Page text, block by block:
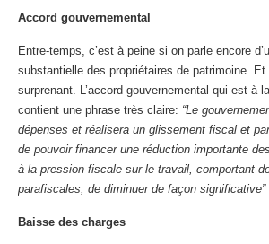
Accord gouvernemental
Entre-temps, c’est à peine si on parle encore
substantielle des propriétaires de patrimoine. Et
surprenant. L’accord gouvernemental qui est à
contient une phrase très claire: “Le
dépenses et réalisera un glissement fiscal et
de pouvoir financer une réduction importante
à la pression fiscale sur le travail, comportant
parafiscales, de diminuer de façon significative”
Baisse des charges